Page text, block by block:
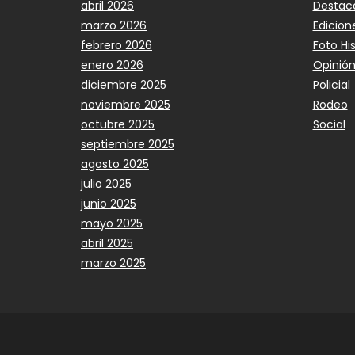
abril 2026
marzo 2026
febrero 2026
enero 2026
diciembre 2025
noviembre 2025
octubre 2025
septiembre 2025
agosto 2025
julio 2025
junio 2025
mayo 2025
abril 2025
marzo 2025
Foto
Opinión
Policial
Rodeo
Social